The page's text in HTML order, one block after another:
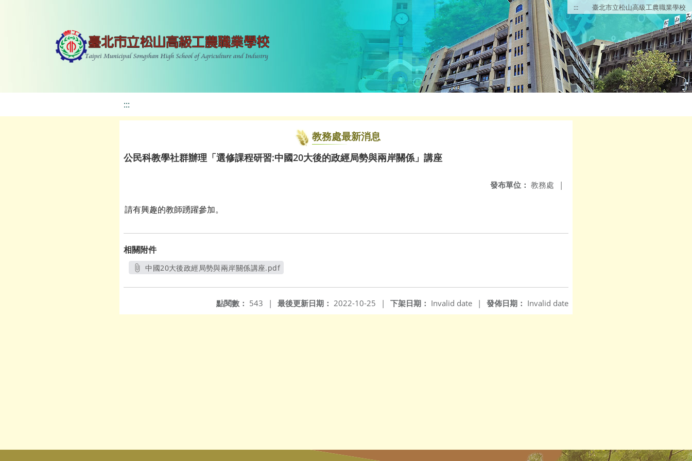
::: 臺北市立松山高級工農職業學校
:::
教務處最新消息
公民科教學社群辦理「選修課程研習:中國20大後的政經局勢與兩岸關係」講座
發布單位： 教務處 |
請有興趣的教師踴躍參加。
相關附件
中國20大後政經局勢與兩岸關係講座.pdf
發佈日期： Invalid date
下架日期： Invalid date |
最後更新日期： 2022-10-25 |
點閱數： 543 |